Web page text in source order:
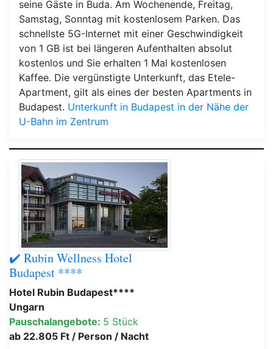
seine Gäste in Buda. Am Wochenende, Freitag,
Samstag, Sonntag mit kostenlosem Parken. Das
schnellste 5G-Internet mit einer Geschwindigkeit
von 1 GB ist bei längeren Aufenthalten absolut
kostenlos und Sie erhalten 1 Mal kostenlosen
Kaffee. Die vergünstigte Unterkunft, das Etele-
Apartment, gilt als eines der besten Apartments in
Budapest. Unterkunft in Budapest in der Nähe der
U-Bahn im Zentrum
✔️ Rubin Wellness Hotel
Budapest ****
Hotel Rubin Budapest****
Ungarn
Pauschalangebote: 5 Stück
ab 22.805 Ft / Person / Nacht